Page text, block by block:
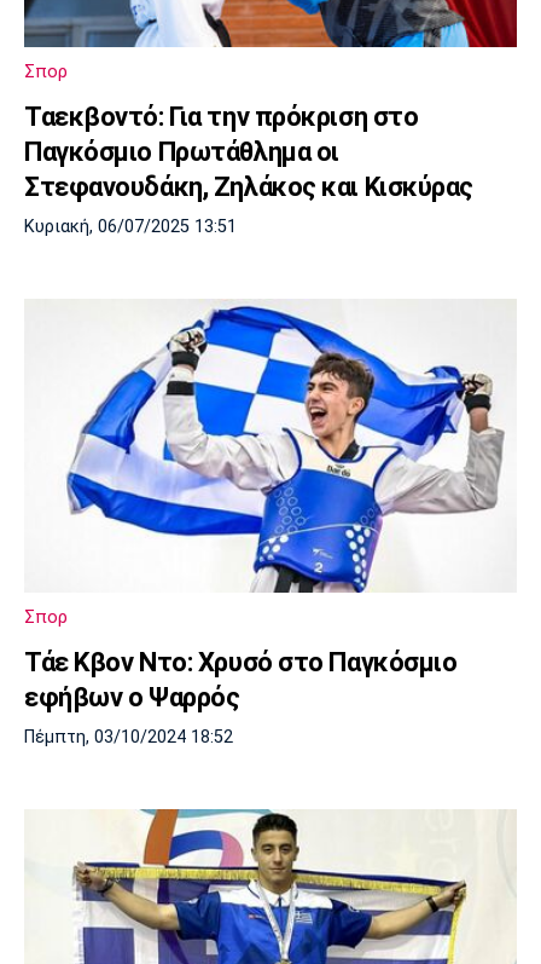
Cine Spot
Running
Media
Μάντσεστερ
Γιουνάιτεντ
Τσέλσι Άρσεναλ
Μάντσεστερ
Σίτι
Γιουβέντους
Ίντερ
Μπορούσια
Ντόρτμουντ
Παρί Σεν
Ζερμέν
Σπορ
Ταεκβοντό: Για την πρόκριση στο
Παγκόσμιο Πρωτάθλημα οι
Στεφανουδάκη, Ζηλάκος και Κισκύρας
Κυριακή, 06/07/2025 13:51
Σπορ
Τάε Κβον Ντο: Χρυσό στο Παγκόσμιο
εφήβων ο Ψαρρός
Πέμπτη, 03/10/2024 18:52